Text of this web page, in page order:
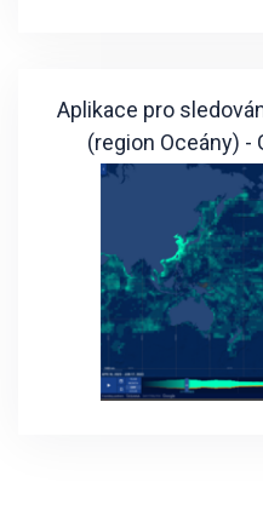
Aplikace pro
(region Oceány) -